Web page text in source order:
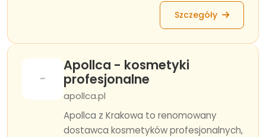
Szczegóły
Apollca - kosmetyki
profesjonalne
apollca.pl
Apollca z Krakowa to renomowany
dostawca kosmetyków profesjonalnych,